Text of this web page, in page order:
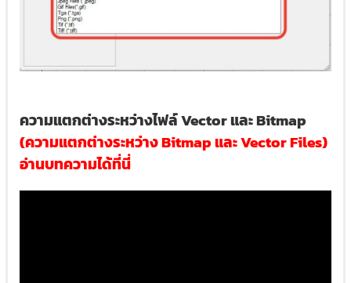
ความแตกต่างระหว่างไฟล์ Vector และ Bitmap
(ความแตกต่างระหว่าง Bitmap และ Vector Files)
อ่านบทความได้ที่นี่